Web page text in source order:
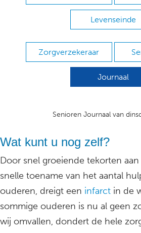
Levenseinde
Zorgverzekeraar
Journaal
Senioren Journaal van
Wat kunt u nog zelf?
Door snel groeiende tekorten
snelle toename van het aantal
ouderen, dreigt een infarct in de
sommige ouderen is nu al geen
wij omvallen, dondert de hele zorg